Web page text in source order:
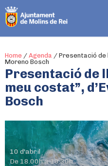
Home / Agenda / Presentació de
Moreno Bosch
Presentació de
meu costat”,
Bosch
10 d'abril
De 18.00h a 19.30h